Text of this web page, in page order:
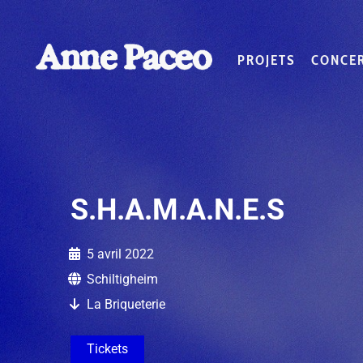
PROJETS
S.H.A.M.A.N.E.S
5 avril 2022
Schiltigheim
La Briqueterie
Tickets